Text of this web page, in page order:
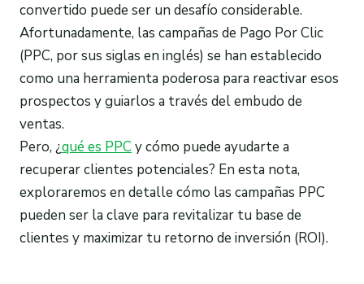
convertido puede ser un desafío considerable.
Afortunadamente, las campañas de Pago Por Clic
(PPC, por sus siglas en inglés) se han establecido
como una herramienta poderosa para reactivar esos
prospectos y guiarlos a través del embudo de
ventas.
Pero, ¿qué es PPCy cómo puede ayudarte a
recuperar clientes potenciales? En esta nota,
exploraremos en detalle cómo las campañas PPC
pueden ser la clave para revitalizar tu base de
clientes y maximizar tu retorno de inversión (ROI).